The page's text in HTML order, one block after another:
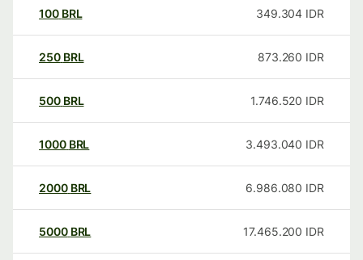
100 BRL 349.304 IDR
250 BRL 873.260 IDR
500 BRL 1.746.520 IDR
1000 BRL 3.493.040 IDR
2000 BRL 6.986.080 IDR
5000 BRL 17.465.200 IDR